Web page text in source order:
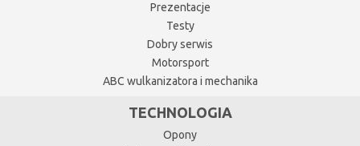
Prezentacje
Testy
Dobry serwis
Motorsport
ABC wulkanizatora i mechanika
TECHNOLOGIA
Opony